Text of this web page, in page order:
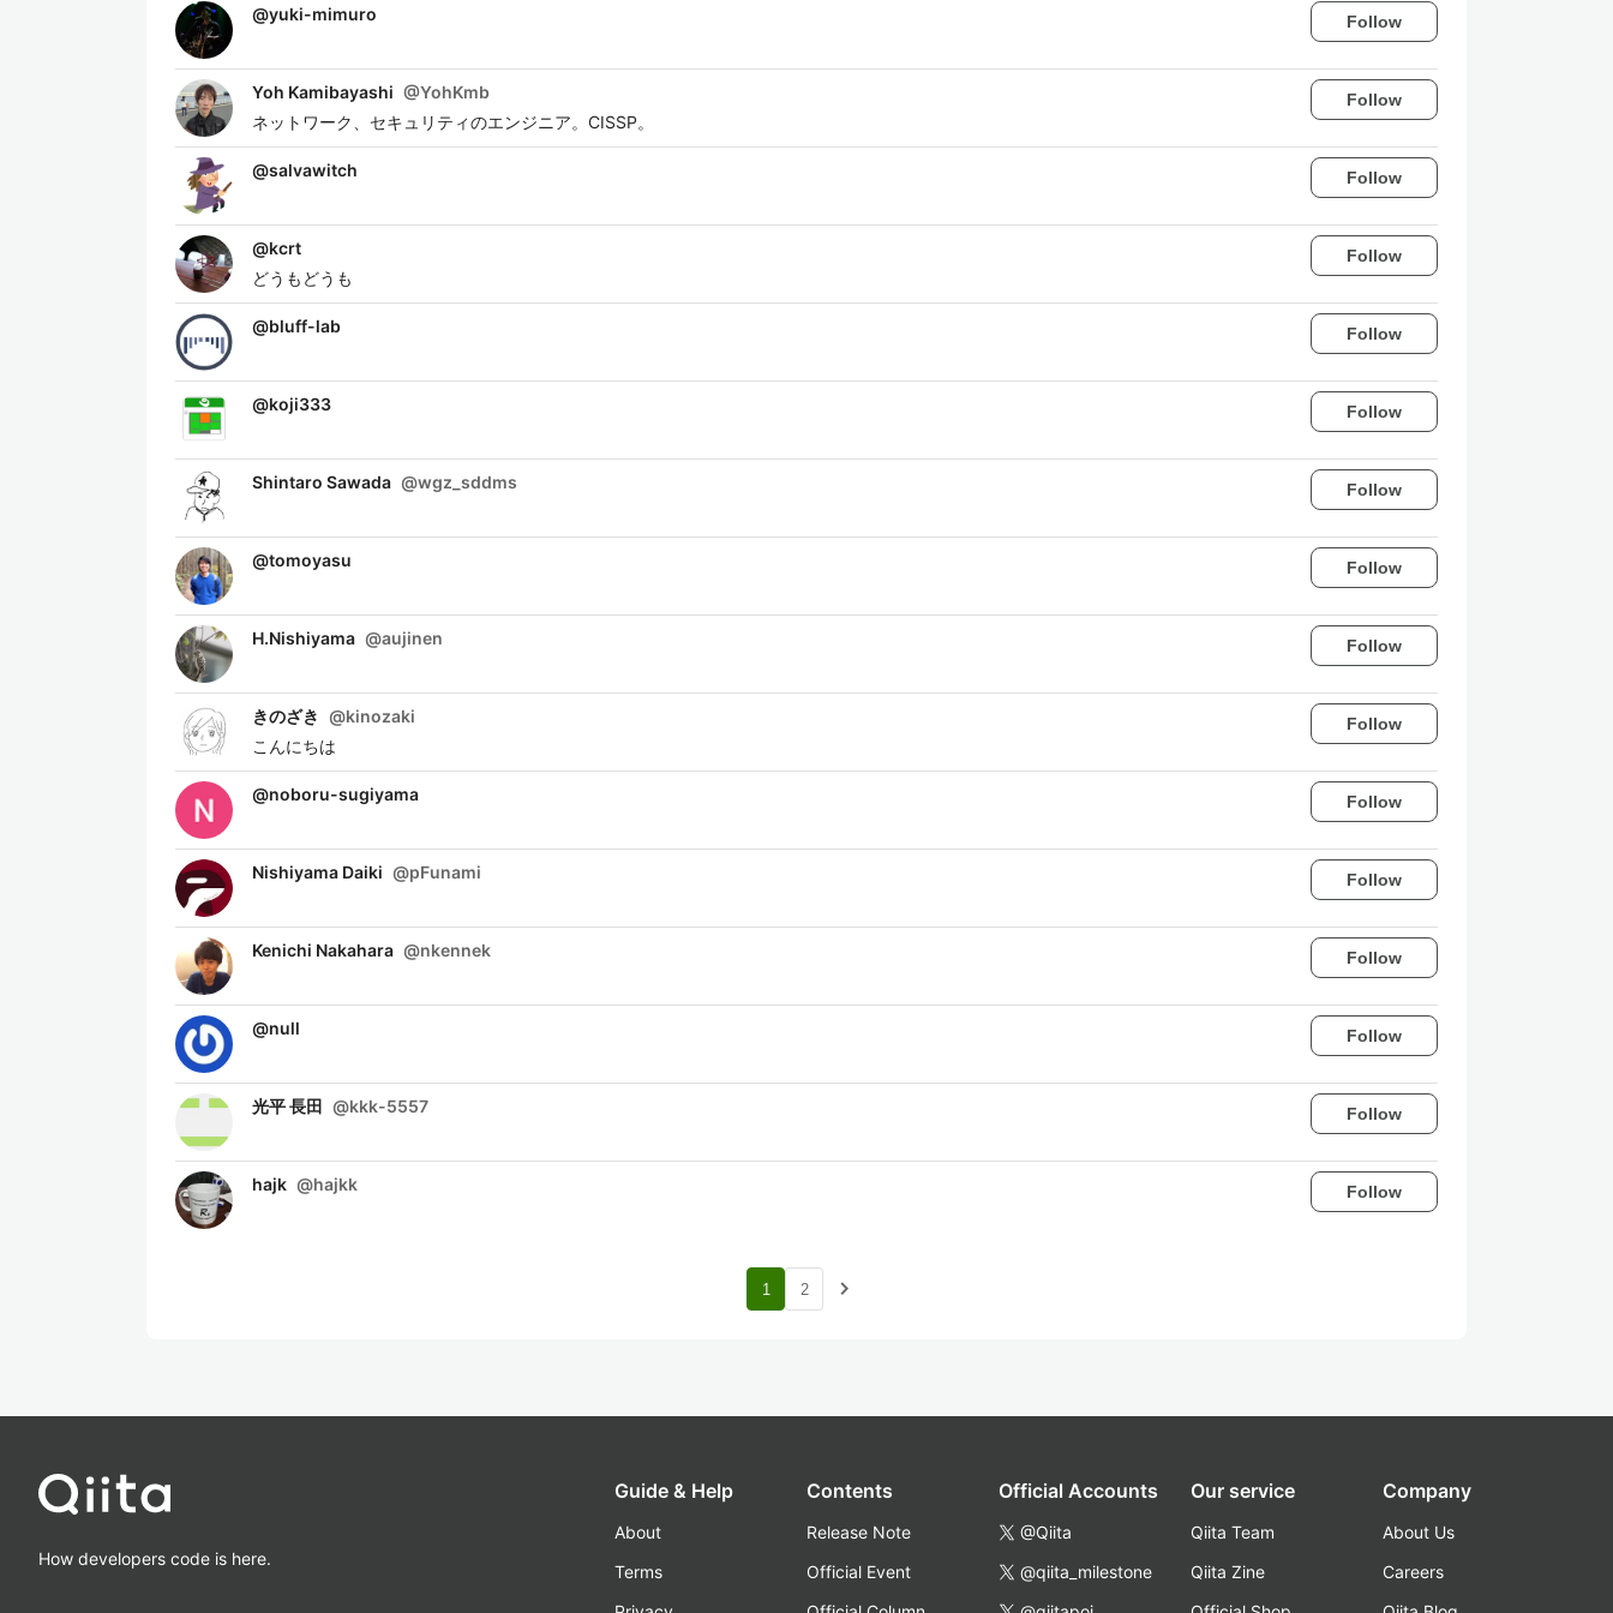
@yuki-mimuro Follow
Yoh Kamibayashi @YohKmb
ネットワーク、セキュリティのエンジニア。CISSP。
Follow
@salvawitch Follow
@kcrt
どうもどうも
Follow
@bluff-lab Follow
@koji333 Follow
Shintaro Sawada @wgz_sddms Follow
@tomoyasu Follow
H.Nishiyama @aujinen Follow
きのざき @kinozaki
こんにちは
Follow
@noboru-sugiyama Follow
Nishiyama Daiki @pFunami Follow
Kenichi Nakahara @nkennek Follow
@null Follow
光平 長田 @kkk-5557 Follow
hajk @hajkk Follow
1 2 navigate_next
How developers code is here.
Guide & Help
About
Terms
Contents
Release Note
Official Event
Official Accounts
@Qiita
@qiita_milestone
Our service
Qiita Team
Qiita Zine
Company
About Us
Careers